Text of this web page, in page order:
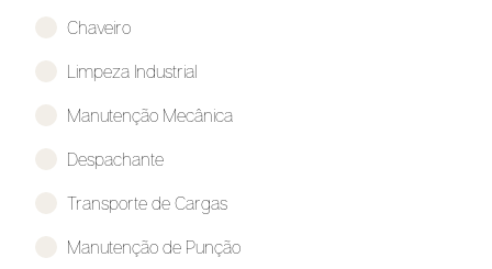
Chaveiro
Limpeza Industrial
Manutenção Mecânica
Despachante
Transporte de Cargas
Manutenção de Punção